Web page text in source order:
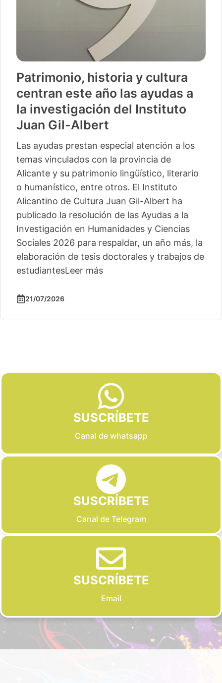
Patrimonio, historia y cultura
centran este año las ayudas a
la investigación del Instituto
Juan Gil-Albert
Las ayudas prestan especial atención a los
temas vinculados con la provincia de
Alicante y su patrimonio lingüístico, literario
o humanístico, entre otros. El Instituto
Alicantino de Cultura Juan Gil-Albert ha
publicado la resolución de las Ayudas a la
Investigación en Humanidades y Ciencias
Sociales 2026 para respaldar, un año más, la
elaboración de tesis doctorales y trabajos de
estudiantesLeer más
21/07/2026
SUSCRÍBETE
Canal de whatsapp
SUSCRÍBETE
Canal de Telegram
SUSCRÍBETE
Email